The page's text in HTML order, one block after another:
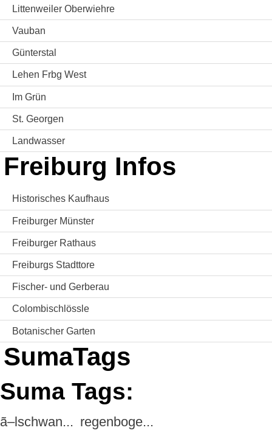
Littenweiler Oberwiehre
Vauban
Günterstal
Lehen Frbg West
Im Grün
St. Georgen
Landwasser
Freiburg Infos
Historisches Kaufhaus
Freiburger Münster
Freiburger Rathaus
Freiburgs Stadttore
Fischer- und Gerberau
Colombischlössle
Botanischer Garten
SumaTags
Suma Tags:
ã–lschwan... regenboge...